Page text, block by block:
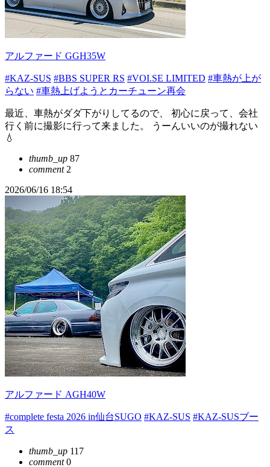
アルファード GGH35W
#KAZ-SUS #BBS SUPER RS #VOI.SE LIMITED #車熱が上が
らない #車熱上げようとカーチューン再会
最近、車熱がダダ下がりしてるので、 初心に戻って、会社
行く前に撮影に行って来ました。 うーんいいのが撮れない
💧
thumb_up 87
comment2
2026/06/16 18:54
アルファード AGH40W
#complete festa 2026 in仙台SUGO #KAZ-SUS #KAZ-SUSブー
ス
thumb_up 117
comment0